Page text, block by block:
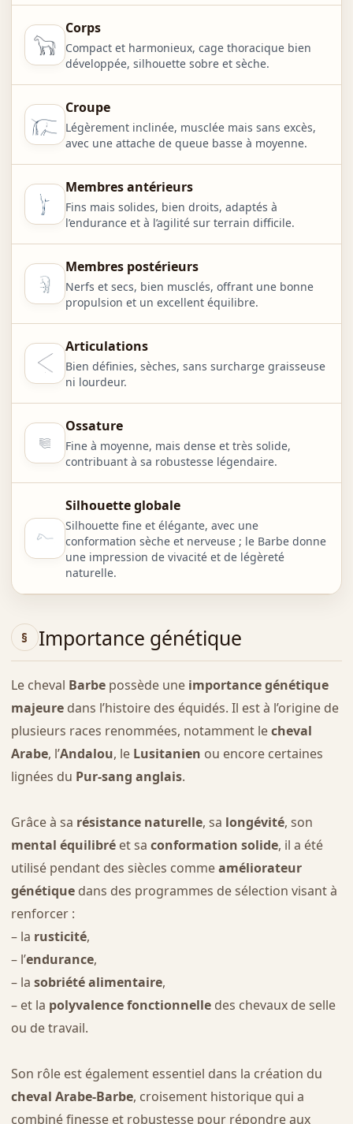
Corps
Compact et harmonieux, cage thoracique bien
développée, silhouette sobre et sèche.
Croupe
Légèrement inclinée, musclée mais sans excès,
avec une attache de queue basse à moyenne.
Membres antérieurs
Fins mais solides, bien droits, adaptés à
l’endurance et à l’agilité sur terrain difficile.
Membres postérieurs
Nerfs et secs, bien musclés, offrant une bonne
propulsion et un excellent équilibre.
Articulations
Bien définies, sèches, sans surcharge graisseuse
ni lourdeur.
Ossature
Fine à moyenne, mais dense et très solide,
contribuant à sa robustesse légendaire.
Silhouette globale
Silhouette fine et élégante, avec une
conformation sèche et nerveuse ; le Barbe donne
une impression de vivacité et de légèreté
naturelle.
Importance génétique
Le cheval Barbepossède une importance génétique
majeuredans l’histoire des équidés. Il est à l’origine de
plusieurs races renommées, notamment lecheval
Arabe, l’Andalou, le Lusitanien ou encore certaines
lignées du Pur-sang anglais.
Grâce à sa résistance naturelle, sa longévité, son
mental équilibréet sa conformation solide, il a été
utilisé pendant des siècles commeaméliorateur
génétiquedans des programmes de sélection visant à
renforcer :
– la rusticité,
– l’endurance,
– la sobriété alimentaire,
– et la polyvalence fonctionnelledes chevaux de selle
ou de travail.
Son rôle est également essentiel dans la création du
cheval Arabe-Barbe, croisement historique qui a
combiné finesse et robustesse pour répondre aux